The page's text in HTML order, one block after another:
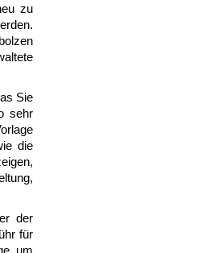
zu
Sie
sehr
die
der
für
um